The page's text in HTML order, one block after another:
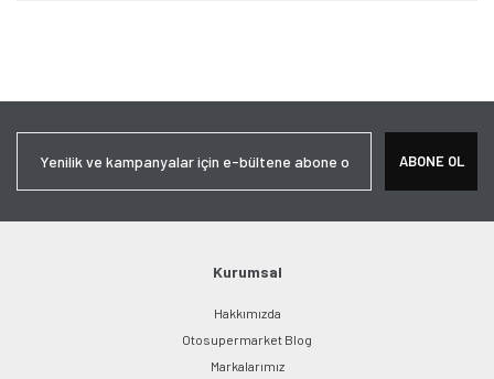
Ürün açıklamasında eksik bilgiler bulunuyor.
Bu ürüne benzer farklı alternatifler olmalı.
ABONE OL
Kurumsal
Hakkımızda
Otosupermarket Blog
Markalarımız